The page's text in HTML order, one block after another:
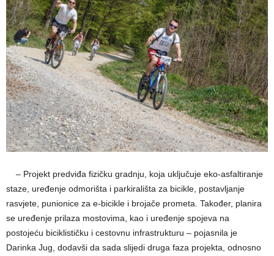
– Projekt predviđa fizičku gradnju, koja uključuje eko-asfaltiranje
staze, uređenje odmorišta i parkirališta za bicikle, postavljanje
rasvjete, punionice za e-bicikle i brojače prometa. Također, planira
se uređenje prilaza mostovima, kao i uređenje spojeva na
postojeću biciklističku i cestovnu infrastrukturu – pojasnila je
Darinka Jug, dodavši da sada slijedi druga faza projekta, odnosno